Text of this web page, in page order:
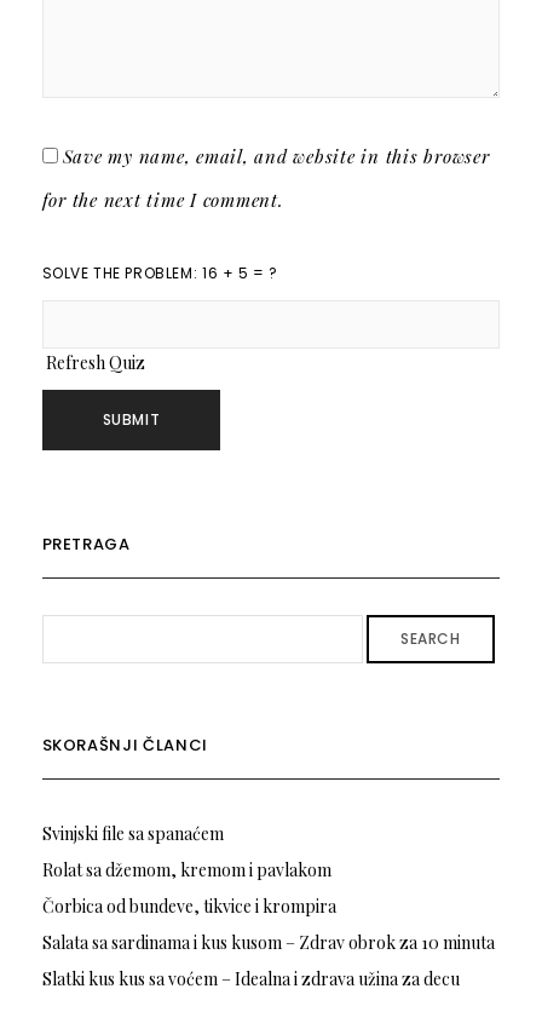
Save my name, email, and website in this browser
for the next time I comment.
SOLVE THE PROBLEM: 16 + 5 = ?
Refresh Quiz
PRETRAGA
SEARCH
SKORAŠNJI ČLANCI
Svinjski file sa spanaćem
Rolat sa džemom, kremom i pavlakom
Čorbica od bundeve, tikvice i krompira
Salata sa sardinama i kus kusom – Zdrav obrok za 10 minuta
Slatki kus kus sa voćem – Idealna i zdrava užina za decu